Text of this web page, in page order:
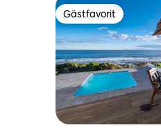
Gästfavorit
Gästfavorit